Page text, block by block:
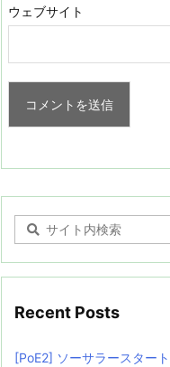
ウェブサイト
Recent Posts
[PoE2] ソーサラースタート